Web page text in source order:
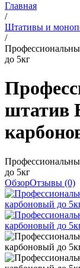
Главная
/
Штативы и
/
до 5кг
штатив
до 5кг
ОбзорОтзывы (0)